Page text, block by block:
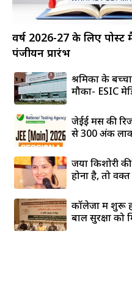
वर्ष 2026-27 के लिए पोस्ट
पंजीयन प्रारंभ
श्रमिकों के
मौका- ESIC
जेईई मेंस की
से 300 अंक
जया किशोरी
होना है, तो
कॉलेजों में शुरू
बाल सुरक्षा